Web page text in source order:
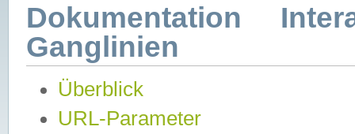
Dokumentation
Ganglinien
Überblick
URL-Parameter